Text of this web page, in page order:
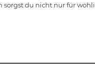
du nicht nur für